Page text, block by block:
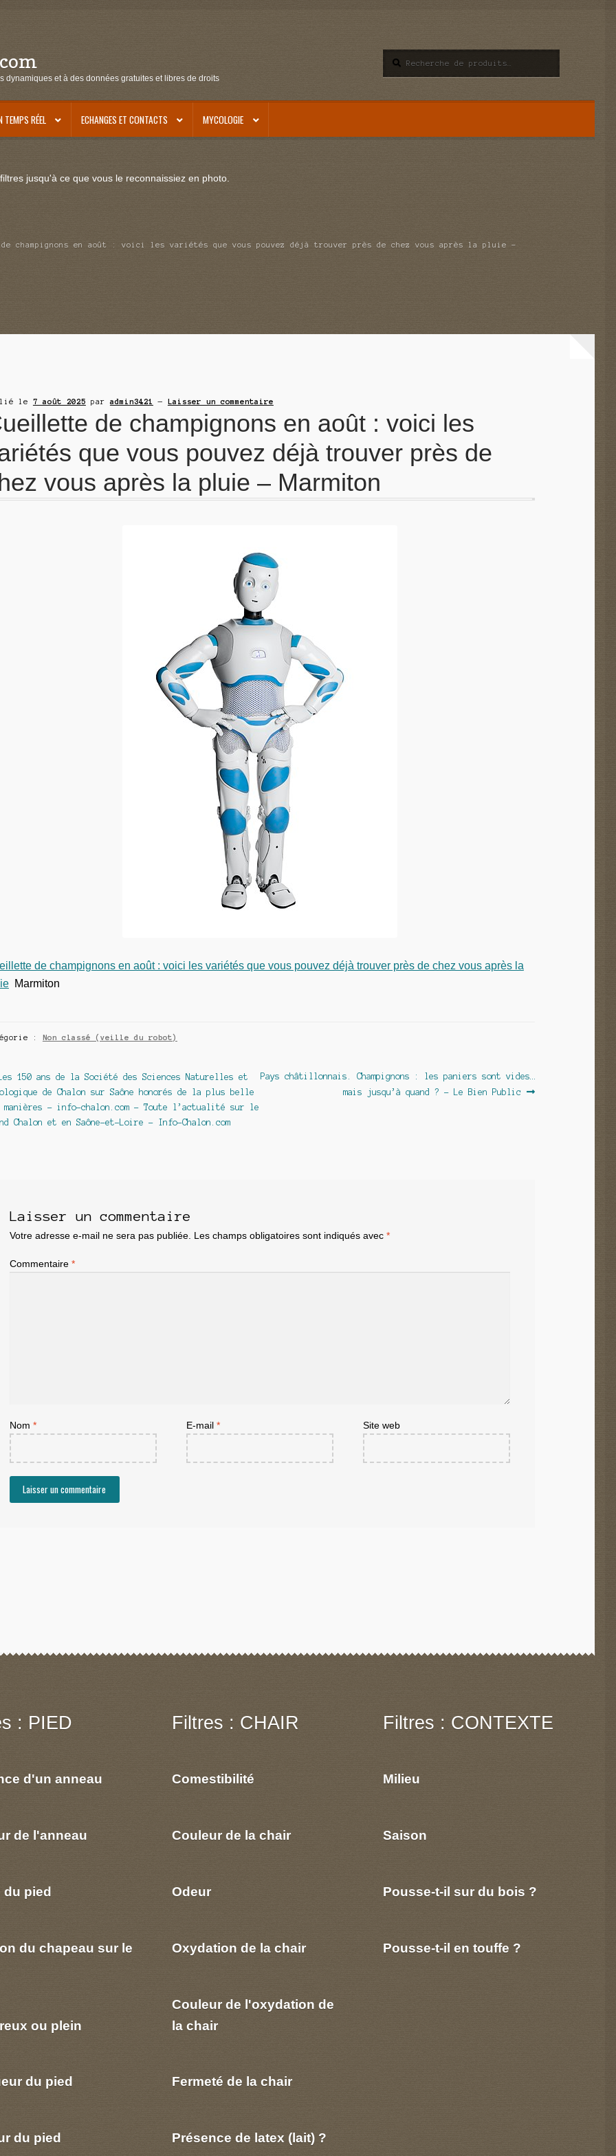
et à des données gratuites et libres de droits
pour :
TEMPS RÉEL ECHANGES ET CONTACTS MYCOLOGIE
jusqu'à ce que vous le reconnaissiez en photo.
champignons en août : voici les variétés que vous pouvez déjà trouver près de chez vous après la pluie –
le 7 août 2025 paradmin3421 — Laisser un commentaire
de champignons en août : voici les
que vous pouvez déjà trouver près de
vous après la pluie – Marmiton
de champignons en août : voici les variétés que vous pouvez déjà trouver près de chez vous après la
Marmiton
: Non classé (veille du robot)
:
Les 150 ans de la Société des Sciences Naturelles et
de Chalon sur Saône honorés de la plus belle
manières – info-chalon.com – Toute l’actualité sur le
Chalon et en Saône-et-Loire – Info-Chalon.com
Article
Pays châtillonnais. Champignons : les paniers sont vides…
mais jusqu’à quand ? – Le Bien Public
Laisser un commentaire
Votre adresse e-mail ne sera pas publiée. Les champs obligatoires sont indiqués avec *
Commentaire *
Nom * E-mail * Site web
: PIED
d'un anneau
de l'anneau
du pied
du chapeau sur le
ou plein
du pied
du pied
Filtres : CHAIR
Comestibilité
Couleur de la chair
Odeur
Oxydation de la chair
Couleur de l'oxydation de
la chair
Fermeté de la chair
Présence de latex (lait) ?
Filtres : CONTEXTE
Milieu
Saison
Pousse-t-il sur du bois ?
Pousse-t-il en touffe ?